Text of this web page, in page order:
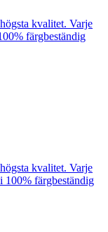
kvalitet. Varje
färgbeständig
kvalitet. Varje
100% färgbeständig